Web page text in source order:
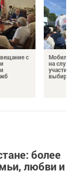
с
на
более
любви и